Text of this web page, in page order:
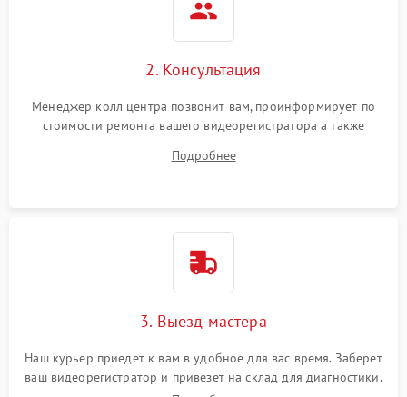
2. Консультация
Менеджер колл центра позвонит вам, проинформирует по
стоимости ремонта вашего видеорегистратора а также
Подробнее
3. Выезд мастера
Наш курьер приедет к вам в удобное для вас время. Заберет
ваш видеорегистратор и привезет на склад для диагностики.